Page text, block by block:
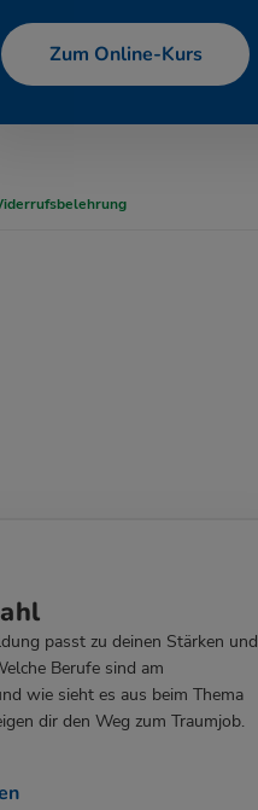
Zum Online-Kurs
passt zu deinen Stärken und
Berufe sind am
wie sieht es aus beim Thema
dir den Weg zum Traumjob.